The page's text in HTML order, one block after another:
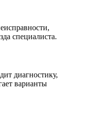
специалиста.
диагностику,
варианты